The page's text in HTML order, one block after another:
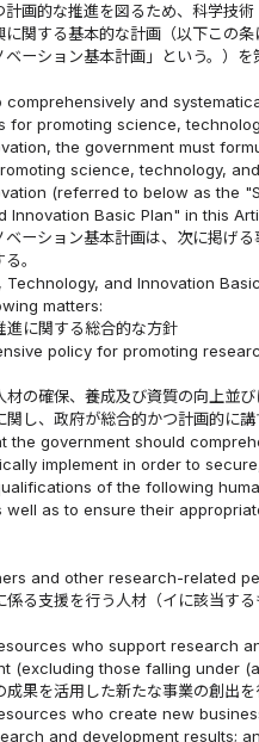
計画的な推進を図るため、科学技術
に関する基本的な計画（以下この条
ベーション基本計画」という。）を
comprehensively and
for promoting science,
the government must
science, technology,
(referred to below as the
Innovation Basic Plan" in this
ベーション基本計画は、次に掲げる
。
Technology, and Innovation
matters:
進に関する総合的な方針
policy for promoting
材の確保、養成及び資質の向上並
関し、政府が総合的かつ計画的に講
the government should
implement in order to
of the following
well as to ensure their
and other research-related
係る支援を行う人材（イに該当す
who support research
(excluding those falling under
成果を活用した新たな事業の創出
who create new
and development results;